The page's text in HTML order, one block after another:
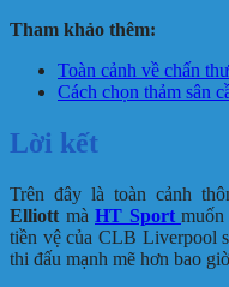
Tham khảo thêm:
Toàn cảnh về chấn
Cách chọn thảm sân
Lời kết
Trên đây là toàn cảnh
Elliott mà HT Sport
tiền vệ của CLB Liverpool
thi đấu mạnh mẽ hơn bao